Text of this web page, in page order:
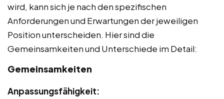
wird, kann sich je nach den spezifischen
Anforderungen und Erwartungen der jeweiligen
Position unterscheiden. Hier sind die
Gemeinsamkeiten und Unterschiede im Detail:
Gemeinsamkeiten
Anpassungsfähigkeit: